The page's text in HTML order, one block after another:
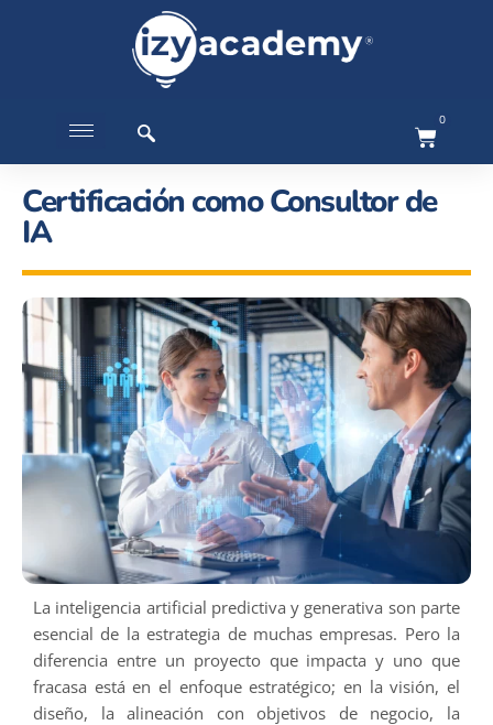
0
Certificación como Consultor de
IA
La inteligencia artificial predictiva y generativa son parte
esencial de la estrategia de muchas empresas. Pero la
diferencia entre un proyecto que impacta y uno que
fracasa está en el enfoque estratégico; en la visión, el
diseño, la alineación con objetivos de negocio, la